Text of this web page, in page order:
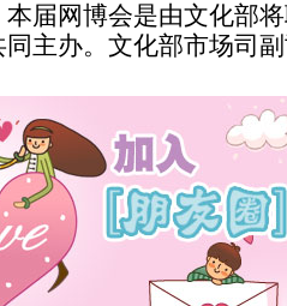
届网博会是由文化部
同主办。文化部市场司